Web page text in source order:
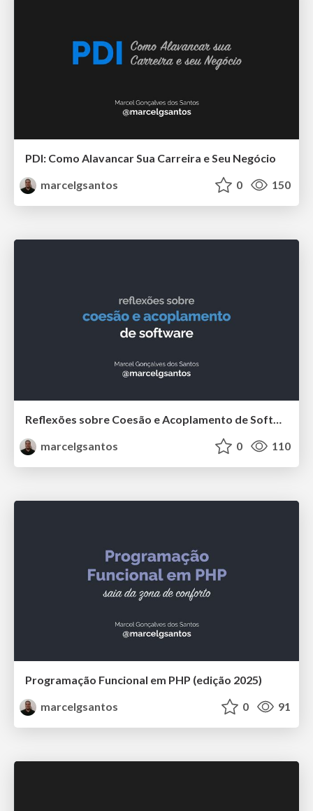
PDI: Como Alavancar Sua Carreira e Seu Negócio
marcelgsantos
0 150
marcelgsantos
0 110
Programação Funcional em PHP (edição 2025)
marcelgsantos
0 91